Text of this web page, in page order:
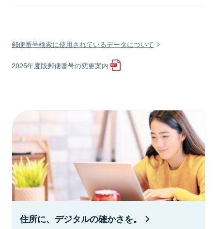
郵便番号検索に使用されているデータについて
2025年度版郵便番号の変更案内
住所に、デジタルの確かさを。